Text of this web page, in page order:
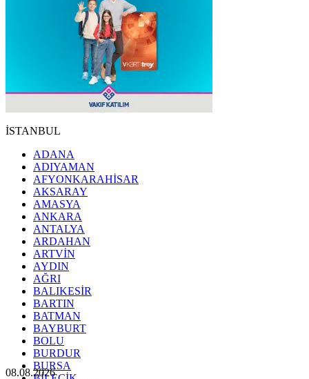
İSTANBUL
ADANA
ADIYAMAN
AFYONKARAHİSAR
AKSARAY
AMASYA
ANKARA
ANTALYA
ARDAHAN
ARTVİN
AYDIN
AĞRI
BALIKESİR
BARTIN
BATMAN
BAYBURT
BOLU
BURDUR
BURSA
08.08.2026